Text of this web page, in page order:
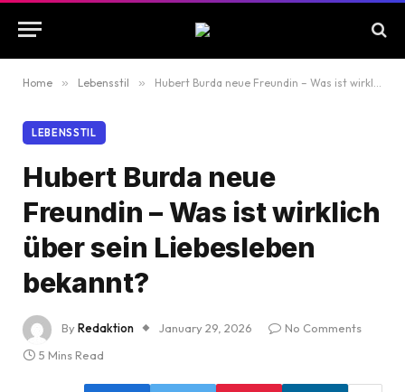
Home » Lebensstil » Hubert Burda neue Freundin – Was ist wirklich über sein Liebesleben bekannt?
LEBENSSTIL
Hubert Burda neue
Freundin – Was ist wirklich
über sein Liebesleben
bekannt?
ByRedaktion January 29, 2026
No Comments
5 Mins Read